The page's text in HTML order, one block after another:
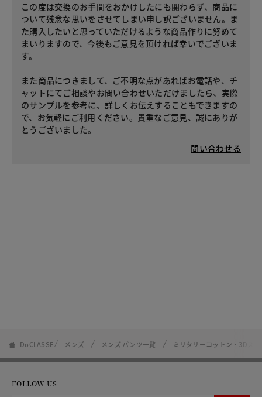
この度は交換のお手間をおかけしたにも関わらず、商品に
ついて残念な思いをさせてしまい申し訳ございません。ま
た購入したいと思っていただけるような商品作りに努めて
まいりますので、今後もご意見を頂ければ幸いでございま
す。
また商品につきまして、ご不明な点があればお電話や、チ
ャットにてご相談やお問い合わせいただけましたら、実際
のサンプルを参考に、詳しくお伝えすることもできますの
で、お気軽にご利用ください。貴重なご意見、誠にありが
とうございました。
問い合わせる
DoCLASSE メンズ メンズ パンツ一覧 ミリタリーコットン・3Dス
FOLLOW US